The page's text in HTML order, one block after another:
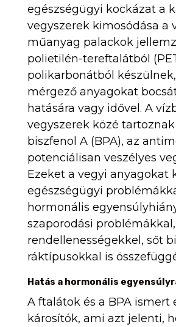
egészségügyi kockázat a
vegyszerek kimosódása a
műanyag palackok
polietilén-tereftalátból
polikarbonátból
mérgező anyagokat
hatására vagy idővel. A
vegyszerek közé
biszfenol A (BPA), az
potenciálisan veszélyes
Ezeket a vegyi anyagokat
egészségügyi
hormonális
szaporodási
rendellenességekkel, sőt
ráktípusokkal is
Hatás a hormonális
A ftalátok és a BPA ismert
károsítók, ami azt jelenti,